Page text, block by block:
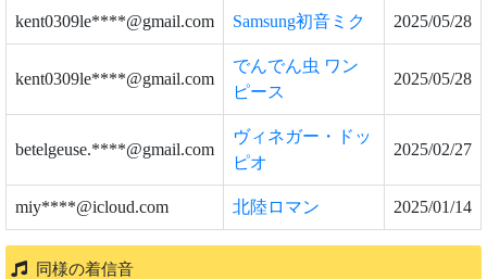
kent0309le****@gmail.com Samsung初音ミク 2025/05/28
kent0309le****@gmail.com
でんでん虫 ワン
ピース
2025/05/28
betelgeuse.****@gmail.com
ヴィネガー・ドッ
ピオ
2025/02/27
miy****@icloud.com 北陸ロマン 2025/01/14
同様の着信音